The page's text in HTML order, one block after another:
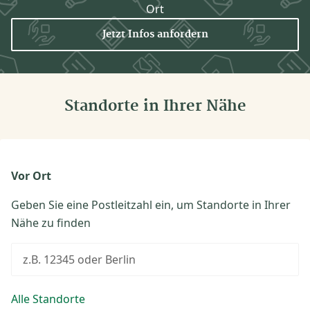
Ort
Jetzt Infos anfordern
Standorte in Ihrer Nähe
Vor Ort
Geben Sie eine Postleitzahl ein, um Standorte in Ihrer
Nähe zu finden
z.B. 12345 oder Berlin
Alle Standorte